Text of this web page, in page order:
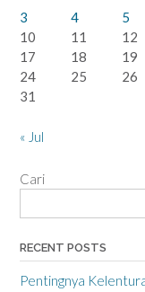
3
4 5
10
11 12
17
18 19
24
25 26
31
« Jul
Cari
RECENT POSTS
Pentingnya